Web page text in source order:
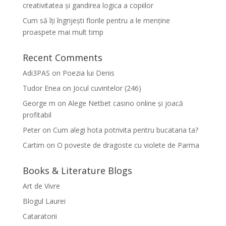
creativitatea și gandirea logica a copiilor
Cum să îți îngrijești florile pentru a le menține
proaspete mai mult timp
Recent Comments
Adi3PAS on Poezia lui Denis
Tudor Enea on Jocul cuvintelor (246)
George m on Alege Netbet casino online și joacă
profitabil
Peteron Cum alegi hota potrivita pentru bucataria ta?
Cartim on O poveste de dragoste cu violete de Parma
Books & Literature Blogs
Art de Vivre
Blogul Laurei
Cataratorii